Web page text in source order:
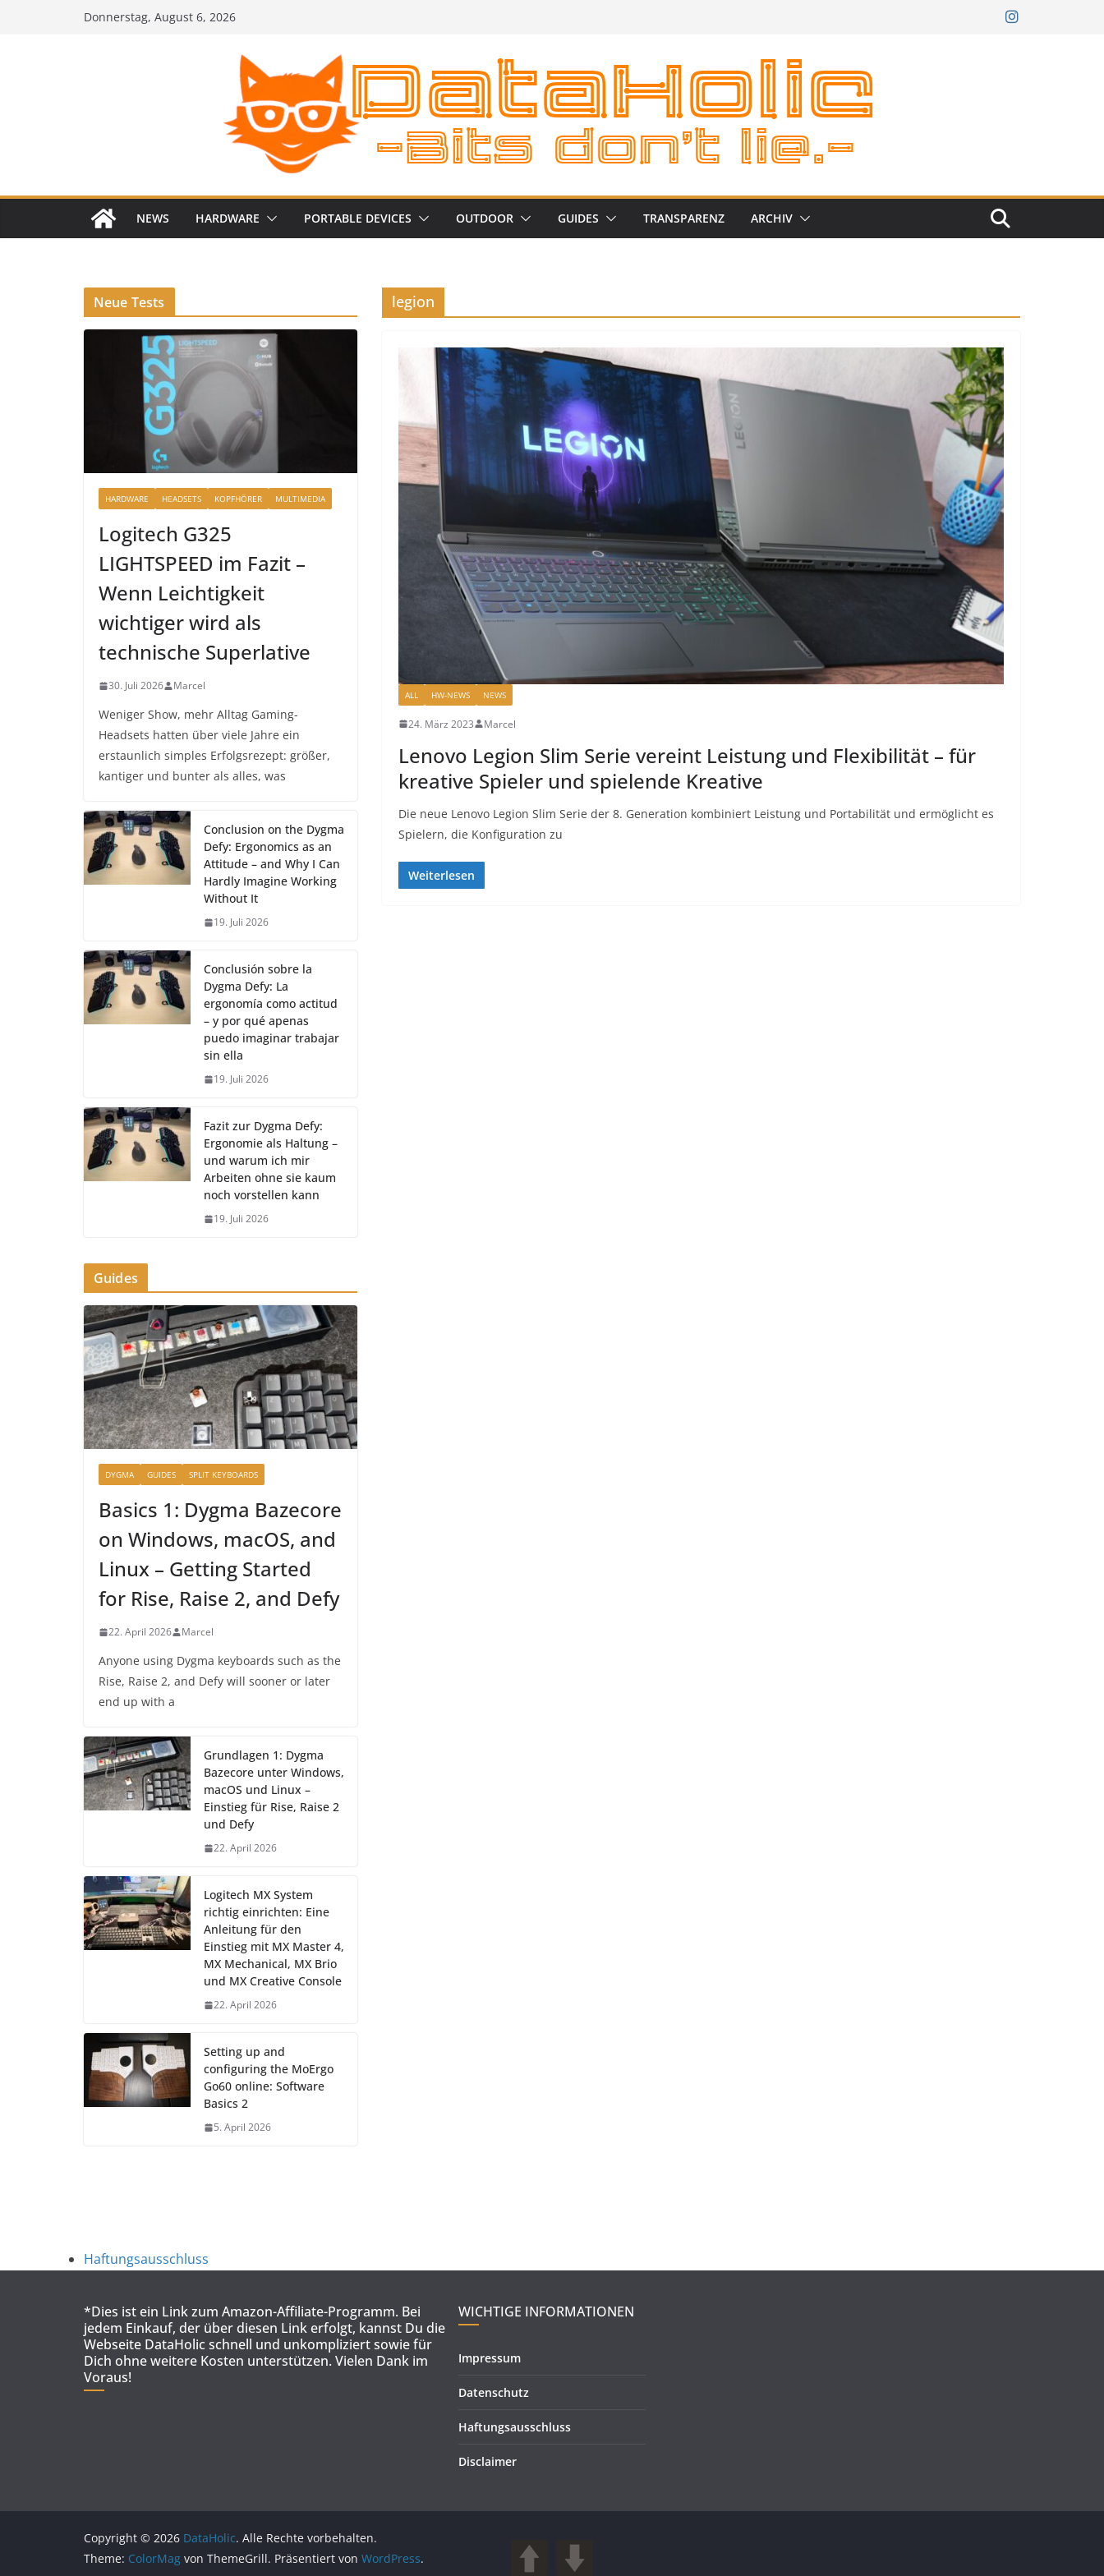
Donnerstag, August 6, 2026
NEWS HARDWARE PORTABLE DEVICES OUTDOOR GUIDES TRANSPARENZ ARCHIV
legion
ALL HW-NEWS NEWS
24. März 2023 Marcel
Lenovo Legion Slim Serie vereint Leistung und Flexibilität – für
kreative Spieler und spielende Kreative
Die neue Lenovo Legion Slim Serie der 8. Generation kombiniert Leistung und Portabilität und ermöglicht es
Spielern, die Konfiguration zu
Weiterlesen
Neue Tests
HARDWARE HEADSETS KOPFHÖRER MULTIMEDIA
Logitech G325
LIGHTSPEED im Fazit –
Wenn Leichtigkeit
wichtiger wird als
technische Superlative
30. Juli 2026 Marcel
Weniger Show, mehr Alltag Gaming-
Headsets hatten über viele Jahre ein
erstaunlich simples Erfolgsrezept: größer,
kantiger und bunter als alles, was
Conclusion on the Dygma
Defy: Ergonomics as an
Attitude – and Why I Can
Hardly Imagine Working
Without It
19. Juli 2026
Conclusión sobre la
Dygma Defy: La
ergonomía como actitud
– y por qué apenas
puedo imaginar trabajar
sin ella
19. Juli 2026
Fazit zur Dygma Defy:
Ergonomie als Haltung –
und warum ich mir
Arbeiten ohne sie kaum
noch vorstellen kann
19. Juli 2026
Guides
DYGMA GUIDES SPLIT KEYBOARDS
Basics 1: Dygma Bazecore
on Windows, macOS, and
Linux – Getting Started
for Rise, Raise 2, and Defy
22. April 2026 Marcel
Anyone using Dygma keyboards such as the
Rise, Raise 2, and Defy will sooner or later
end up with a
Grundlagen 1: Dygma
Bazecore unter Windows,
macOS und Linux –
Einstieg für Rise, Raise 2
und Defy
22. April 2026
Logitech MX System
richtig einrichten: Eine
Anleitung für den
Einstieg mit MX Master 4,
MX Mechanical, MX Brio
und MX Creative Console
22. April 2026
Setting up and
configuring the MoErgo
Go60 online: Software
Basics 2
5. April 2026
Haftungsausschluss
*Dies ist ein Link zum Amazon-Affiliate-Programm. Bei
jedem Einkauf, der über diesen Link erfolgt, kannst Du die
Webseite DataHolic schnell und unkompliziert sowie für
Dich ohne weitere Kosten unterstützen. Vielen Dank im
Voraus!
WICHTIGE INFORMATIONEN
Impressum
Datenschutz
Haftungsausschluss
Disclaimer
Copyright © 2026 DataHolic. Alle Rechte vorbehalten.
Theme: ColorMag von ThemeGrill. Präsentiert von WordPress.